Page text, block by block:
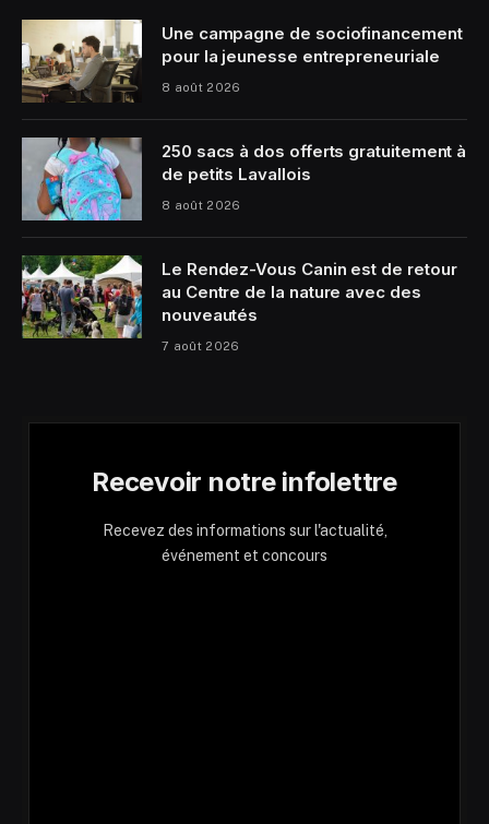
Une campagne de sociofinancement
pour la jeunesse entrepreneuriale
8 août 2026
250 sacs à dos offerts gratuitement à
de petits Lavallois
8 août 2026
Le Rendez-Vous Canin est de retour
au Centre de la nature avec des
nouveautés
7 août 2026
Recevoir notre infolettre
Recevez des informations sur l'actualité,
événement et concours